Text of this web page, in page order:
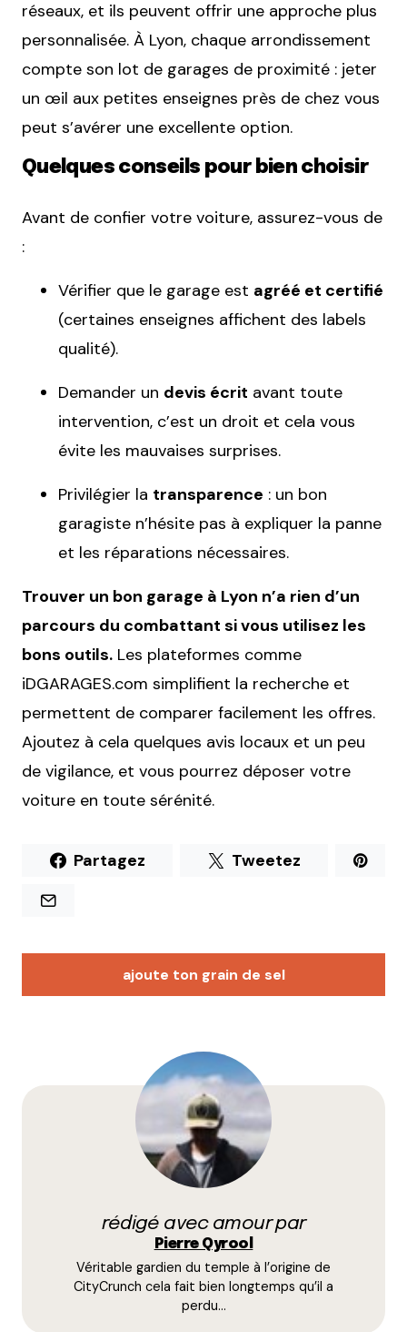
réseaux, et ils peuvent offrir une approche plus
personnalisée. À Lyon, chaque arrondissement
compte son lot de garages de proximité : jeter
un œil aux petites enseignes près de chez vous
peut s’avérer une excellente option.
Quelques conseils pour bien choisir
Avant de confier votre voiture, assurez-vous de
:
Vérifier que le garage est agréé et certifié
(certaines enseignes affichent des labels
qualité).
Demander un devis écrit avant toute
intervention, c’est un droit et cela vous
évite les mauvaises surprises.
Privilégier la transparence : un bon
garagiste n’hésite pas à expliquer la panne
et les réparations nécessaires.
Trouver un bon garage à Lyon n’a rien d’un
parcours du combattant si vous utilisez les
bons outils. Les plateformes comme
iDGARAGES.com simplifient la recherche et
permettent de comparer facilement les offres.
Ajoutez à cela quelques avis locaux et un peu
de vigilance, et vous pourrez déposer votre
voiture en toute sérénité.
Partagez Tweetez
ajoute ton grain de sel
Votre adresse e-mail ne sera pas publiée.
champs obligatoires sont indiqués avec
E-mail*
Prévenez-moi de tous les nouveaux commentaires
rédigé avec amour par
Pierre Qyrool
Véritable gardien du temple à l’origine de
CityCrunch cela fait bien longtemps qu’il a
perdu…